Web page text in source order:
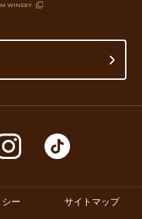
WINERY
ー サイトマップ